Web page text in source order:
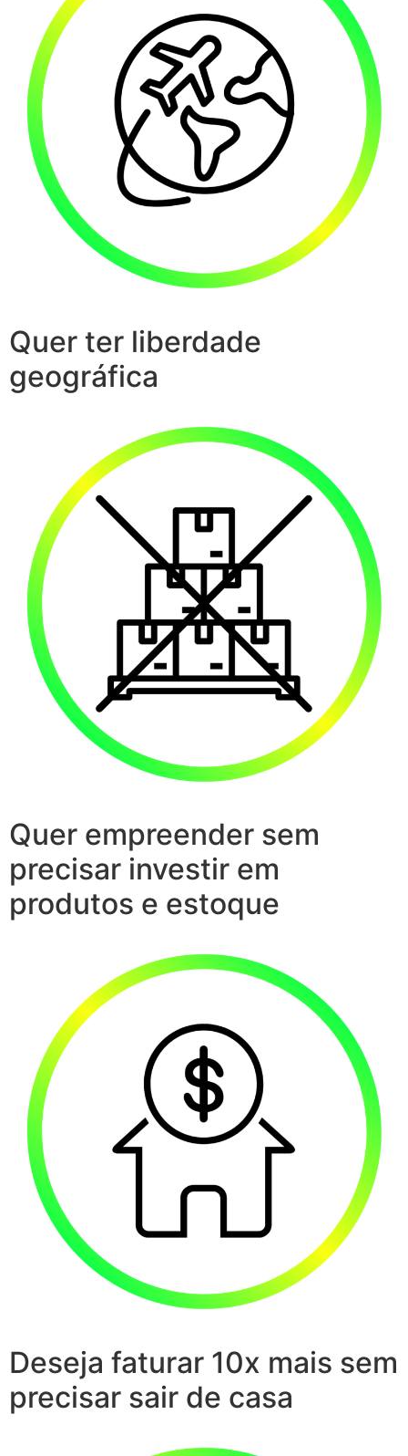
Quer ter liberdade
geográfica
Quer empreender sem
precisar investir em
produtos e estoque
Deseja faturar 10x mais sem
precisar sair de casa